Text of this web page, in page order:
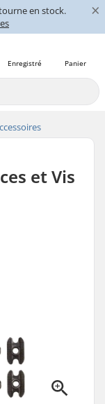
en stock.
×
Panier
Enregistré
et Vis